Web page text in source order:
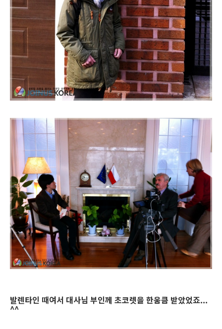
발렌타인 때여서 대사님 부인께 초코렛을 한움큼 받았었죠...
^^